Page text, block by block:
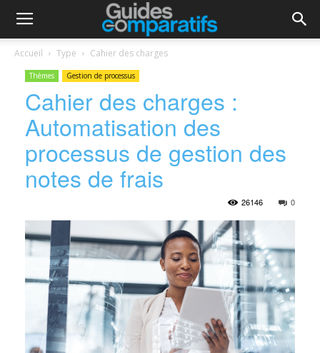
Accueil Type Cahier des charges
Thèmes Gestion de processus
Cahier des charges :
Automatisation des
processus de gestion des
notes de frais
0
26146